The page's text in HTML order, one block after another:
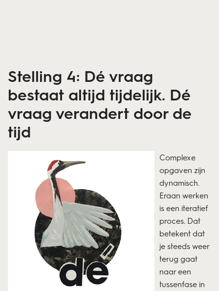
Stelling 4: Dé vraag
bestaat altijd tijdelijk. Dé
vraag verandert door de
tijd
Complexe
opgaven zijn
dynamisch.
Eraan werken
is een iteratief
proces. Dat
betekent dat
je steeds weer
terug gaat
naar een
tussenfase in